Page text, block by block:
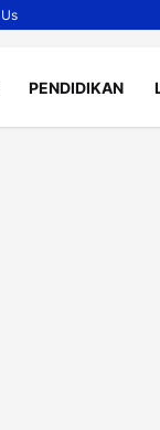
PENDIDIKAN